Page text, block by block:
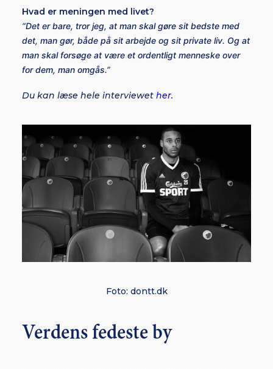
Hvad er meningen med livet?
“Det er bare, tror jeg, at man skal gøre sit bedste med
det, man gør, både på sit arbejde og sit private liv. Og at
man skal forsøge at være et ordentligt menneske over
for dem, man omgås.”
Du kan læse hele interviewet her.
Foto: dontt.dk
Verdens fedeste by